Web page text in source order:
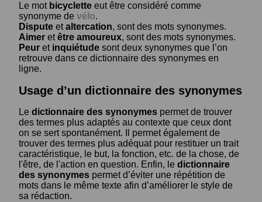
Le mot bicyclette eut être considéré comme
synonyme de vélo.
Dispute etaltercation, sont des mots synonymes.
Aimer etêtre amoureux, sont des mots synonymes.
Peur et inquiétude sont deux synonymes que l’on
retrouve dans ce dictionnaire des synonymes en
ligne.
Usage d’un dictionnaire des synonymes
Le dictionnaire des synonymes permet de trouver
des termes plus adaptés au contexte que ceux dont
on se sert spontanément. Il permet également de
trouver des termes plus adéquat pour restituer un trait
caractéristique, le but, la fonction, etc. de la chose, de
l'être, de l'action en question. Enfin, le dictionnaire
des synonymes permet d’éviter une répétition de
mots dans le même texte afin d’améliorer le style de
sa rédaction.